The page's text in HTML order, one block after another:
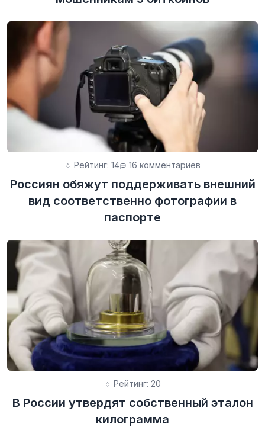
Рейтинг: 14 16 комментариев
Россиян обяжут поддерживать внешний
вид соответственно фотографии в
паспорте
Рейтинг: 20
В России утвердят собственный эталон
килограмма